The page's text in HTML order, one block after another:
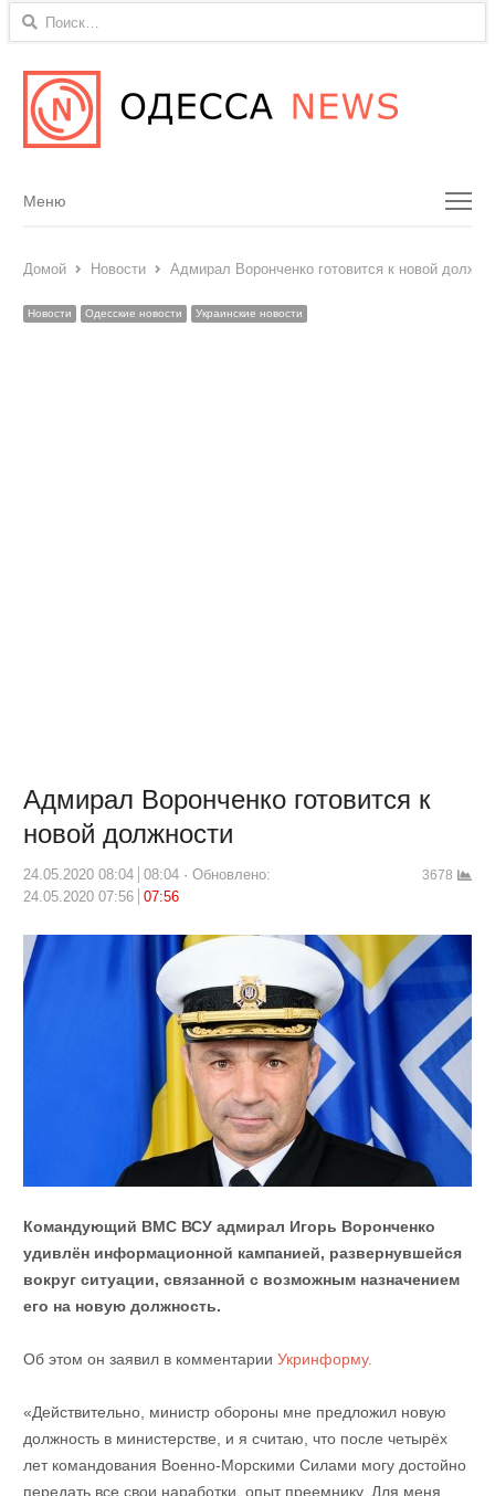
Найти:
Menu
Меню
Домой Новости Адмирал Воронченко готовится к новой
Новости Одесские новости Украинские новости
Адмирал Воронченко готовится к
новой должности
24.05.2020 08:04 08:04
Обновлено:
24.05.2020 07:56
07:56
3678
Командующий ВМС ВСУ адмирал Игорь Воронченко
удивлён информационной кампанией, развернувшейся
вокруг ситуации, связанной с возможным назначением
его на новую должность.
Об этом он заявил в комментарии Укринформу.
«Действительно, министр обороны мне предложил новую
должность в министерстве, и я считаю, что после четырёх
лет командования Военно-Морскими Силами могу достойно
передать все свои наработки, опыт преемнику. Для меня